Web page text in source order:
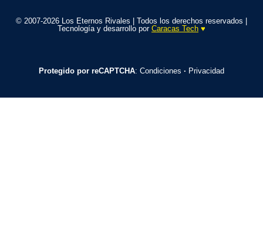
© 2007-2026 Los Eternos Rivales | Todos los derechos reservados |
Tecnología y desarrollo por Caracas Tech ♥️
Protegido por reCAPTCHA: Condiciones · Privacidad